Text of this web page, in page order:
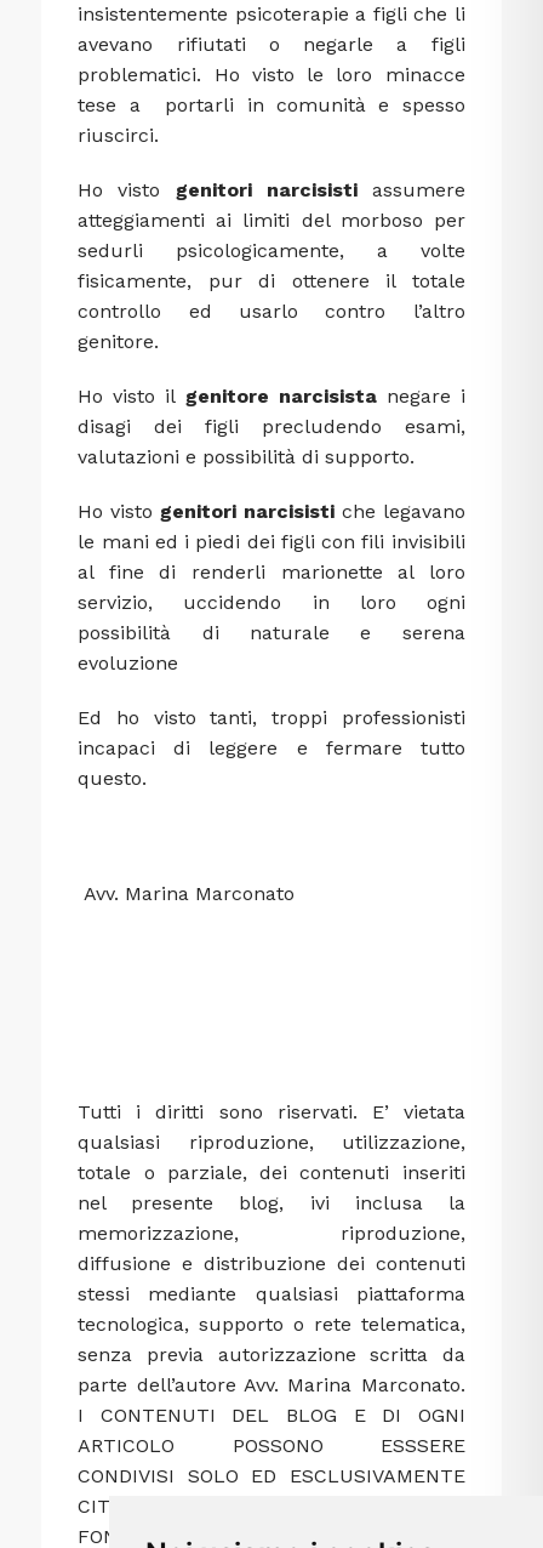
insistentemente psicoterapie a figli che li
avevano rifiutati o negarle a figli
problematici. Ho visto le loro minacce
tese a portarli in comunità e spesso
riuscirci.
Ho visto genitori narcisistiassumere
atteggiamenti ai limiti del morboso per
sedurli psicologicamente, a volte
fisicamente, pur di ottenere il totale
controllo ed usarlo contro l’altro
genitore.
Ho visto il genitore narcisistanegare i
disagi dei figli precludendo esami,
valutazioni e possibilità di supporto.
Ho visto genitori narcisistiche legavano
le mani ed i piedi dei figli con fili invisibili
al fine di renderli marionette al loro
servizio, uccidendo in loro ogni
possibilità di naturale e serena
evoluzione
Ed ho visto tanti, troppi professionisti
incapaci di leggere e fermare tutto
questo.
Avv. Marina Marconato
Tutti i diritti sono riservati. E’ vietata
qualsiasi riproduzione, utilizzazione,
totale o parziale, dei contenuti inseriti
nel presente blog, ivi inclusa la
memorizzazione, riproduzione,
diffusione e distribuzione dei contenuti
stessi mediante qualsiasi piattaforma
tecnologica, supporto o rete telematica,
senza previa autorizzazione scritta da
parte dell’autore Avv. Marina Marconato.
I CONTENUTI DEL BLOG E DI OGNI
ARTICOLO POSSONO ESSSERE
CONDIVISI SOLO ED ESCLUSIVAMENTE
CITANDONE L’AUTRICE E LINKANDO LA
FONTE.